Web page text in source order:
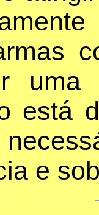
está
e